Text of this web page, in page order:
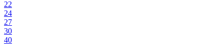
22
24
27
30
40